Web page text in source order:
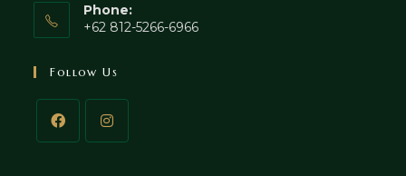
Phone:
+62 812-5266-6966
Follow Us